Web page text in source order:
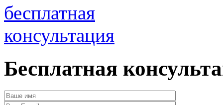
бесплатная
консультация
Бесплатная